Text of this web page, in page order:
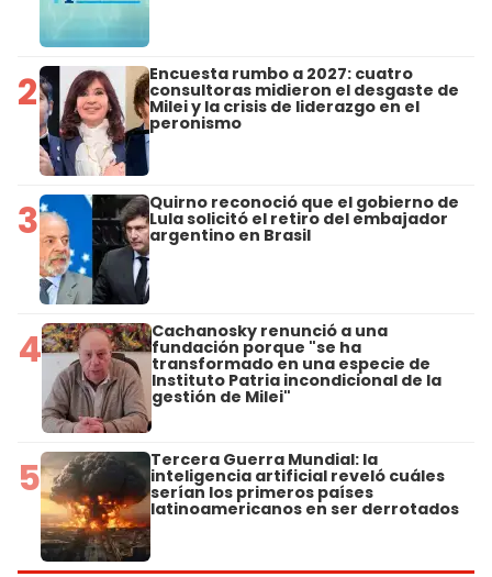
2 Encuesta rumbo a 2027: cuatro
consultoras midieron el desgaste de
Milei y la crisis de liderazgo en el
peronismo
3 Quirno reconoció que el gobierno de
Lula solicitó el retiro del embajador
argentino en Brasil
4 Cachanosky renunció a una
fundación porque "se ha
transformado en una especie de
Instituto Patria incondicional de la
gestión de Milei"
5 Tercera Guerra Mundial: la
inteligencia artificial reveló cuáles
serían los primeros países
latinoamericanos en ser derrotados